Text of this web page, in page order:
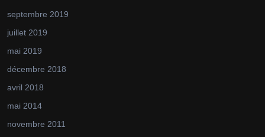
septembre 2019
juillet 2019
mai 2019
décembre 2018
avril 2018
mai 2014
novembre 2011